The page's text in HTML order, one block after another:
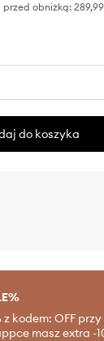
przed obniżką:
do koszyka
kodem: OFF
masz extra -